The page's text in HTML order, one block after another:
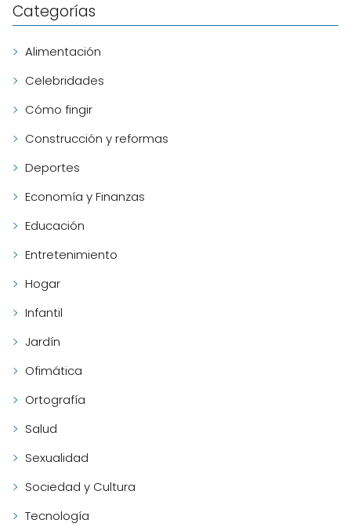
Categorías
Alimentación
Celebridades
Cómo fingir
Construcción y reformas
Deportes
Economía y Finanzas
Educación
Entretenimiento
Hogar
Infantil
Jardín
Ofimática
Ortografía
Salud
Sexualidad
Sociedad y Cultura
Tecnología